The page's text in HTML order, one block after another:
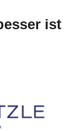
ist